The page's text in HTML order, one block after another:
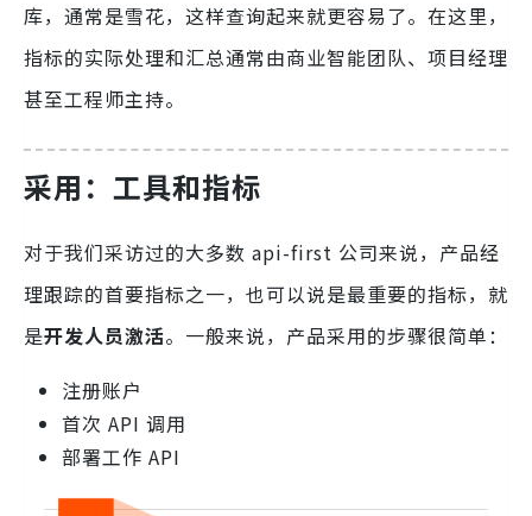
库，通常是雪花，这样查询起来就更容易了。在这里，
指标的实际处理和汇总通常由商业智能团队、项目经理
甚至工程师主持。
采用：工具和指标
对于我们采访过的大多数 api-first 公司来说，产品经
理跟踪的首要指标之一，也可以说是最重要的指标，就
是开发人员激活。一般来说，产品采用的步骤很简单：
注册账户
首次 API 调用
部署工作 API